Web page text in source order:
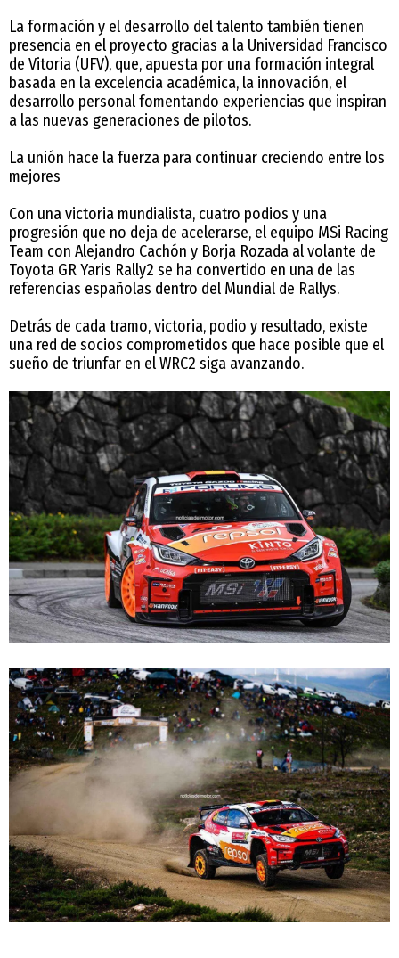
La formación y el desarrollo del talento también tienen
presencia en el proyecto gracias a la Universidad Francisco
de Vitoria (UFV), que, apuesta por una formación integral
basada en la excelencia académica, la innovación, el
desarrollo personal fomentando experiencias que inspiran
a las nuevas generaciones de pilotos.
La unión hace la fuerza para continuar creciendo entre los
mejores
Con una victoria mundialista, cuatro podios y una
progresión que no deja de acelerarse, el equipo MSi Racing
Team con Alejandro Cachón y Borja Rozada al volante de
Toyota GR Yaris Rally2 se ha convertido en una de las
referencias españolas dentro del Mundial de Rallys.
Detrás de cada tramo, victoria, podio y resultado, existe
una red de socios comprometidos que hace posible que el
sueño de triunfar en el WRC2 siga avanzando.